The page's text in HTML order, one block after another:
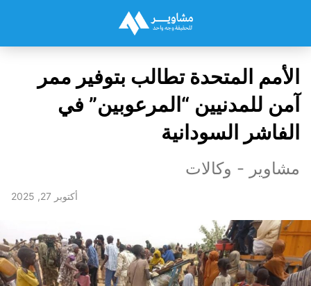
الأمم المتحدة تطالب بتوفير ممر
آمن للمدنيين “المرعوبين” في
الفاشر السودانية
مشاوير - وكالات
أكتوبر 27, 2025